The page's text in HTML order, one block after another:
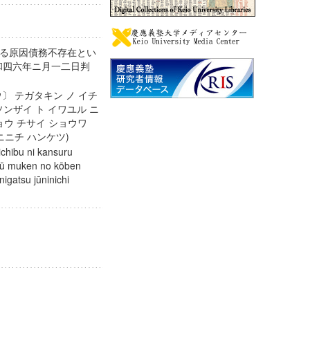
原因債務不存在とい
六年ニ月一二日判
テガタキン ノ イチ
ザイ ト イワユル ニ
チサイ ショウワ
ニチ ハンケツ)
ni kansuru
muken no kōben
jūninichi